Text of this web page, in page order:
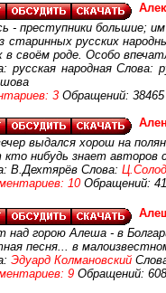
- преступники большие;
старинных русских
в своём роде. Особо
русская народная Слова:
3 Обращений: 38465
выдался хорош на
нибудь знает авторов
В.Дехтярёв Слова:
10 Обращений:
над горою Алеша - в
песня... в
Эдуард Колмановский
9 Обращений: